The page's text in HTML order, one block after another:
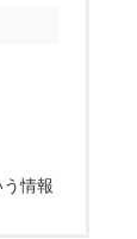
情報